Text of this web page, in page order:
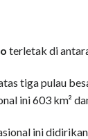
terletak di
tiga pulau
ini 603 km²
ini